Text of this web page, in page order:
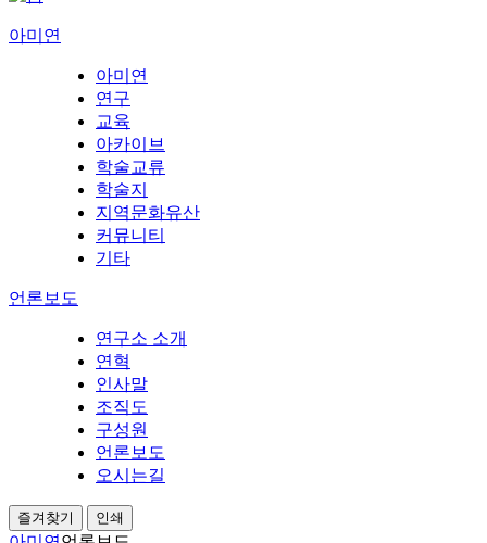
아미연
아미연
연구
교육
아카이브
학술교류
학술지
지역문화유산
커뮤니티
기타
언론보도
연구소 소개
연혁
인사말
조직도
구성원
언론보도
오시는길
즐겨찾기 인쇄